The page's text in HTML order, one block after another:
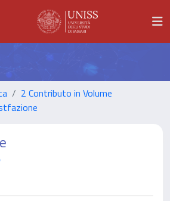
2 Contributo in Volume